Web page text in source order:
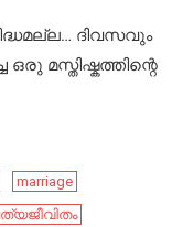
ദിവസവും
മസ്തിഷ്കത്തിന്റെ
marriage